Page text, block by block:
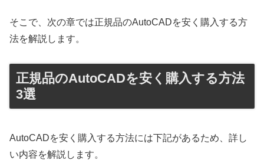
そこで、次の章では正規品のAutoCADを安く購入する方
法を解説します。
正規品のAutoCADを安く購入する方法
3選
AutoCADを安く購入する方法には下記があるため、詳し
い内容を解説します。